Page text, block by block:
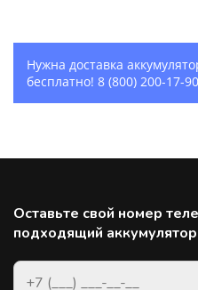
Нужна доставка
бесплатно! 8 (800) 200-17-90
Оставьте свой номер
подходящий